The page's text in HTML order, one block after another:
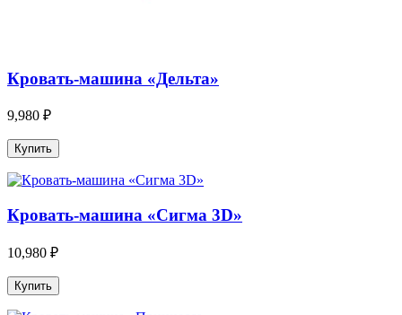
Кровать-машина «Дельта»
9,980 ₽
Кровать-машина «Сигма 3D»
10,980 ₽